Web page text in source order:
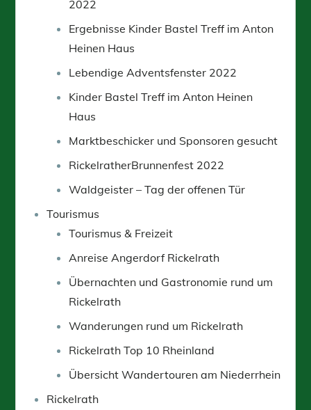
2022
Ergebnisse Kinder Bastel Treff im Anton
Heinen Haus
Lebendige Adventsfenster 2022
Kinder Bastel Treff im Anton Heinen
Haus
Marktbeschicker und Sponsoren gesucht
RickelratherBrunnenfest 2022
Waldgeister – Tag der offenen Tür
Tourismus
Tourismus & Freizeit
Anreise Angerdorf Rickelrath
Übernachten und Gastronomie rund um
Rickelrath
Wanderungen rund um Rickelrath
Rickelrath Top 10 Rheinland
Übersicht Wandertouren am Niederrhein
Rickelrath